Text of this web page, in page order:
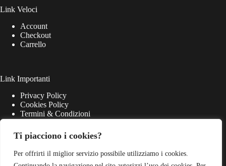
Ti piacciono i cookies?
Per offrirti il miglior servizio possibile utilizziamo i cookies.
Link Veloci
Account
Checkout
Carrello
Link Importanti
Privacy Policy
Cookies Policy
Termini & Condizioni